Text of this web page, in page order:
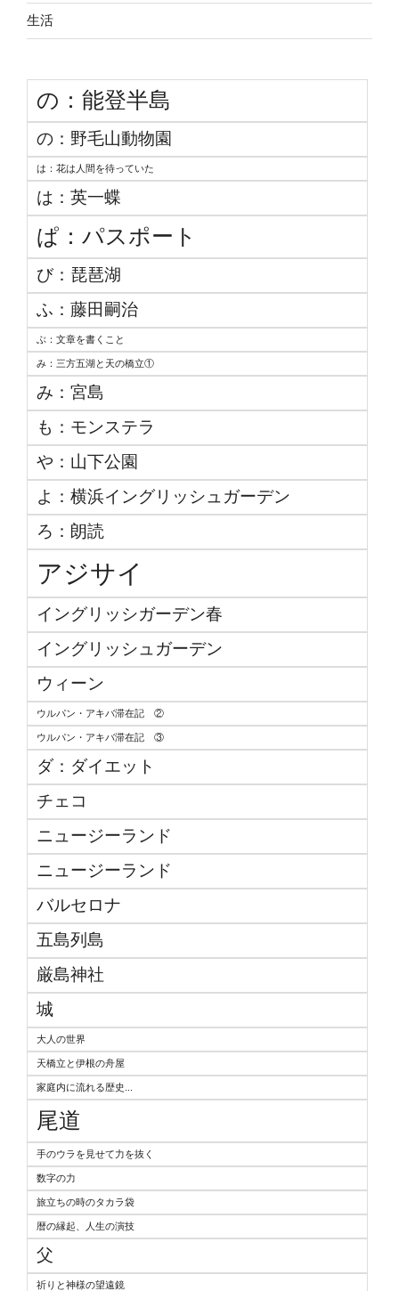
生活
の：能登半島
の：野毛山動物園
は：花は人間を待っていた
は：英一蝶
ぱ：パスポート
び：琵琶湖
ふ：藤田嗣治
ぶ：文章を書くこと
み：三方五湖と天の橋立①
み：宮島
も：モンステラ
や：山下公園
よ：横浜イングリッシュガーデン
ろ：朗読
アジサイ
イングリッシガーデン春
イングリッシュガーデン
ウィーン
ウルパン・アキバ滞在記 ②
ウルパン・アキバ滞在記 ③
ダ：ダイエット
チェコ
ニュージーランド
ニュージーランド
バルセロナ
五島列島
厳島神社
城
大人の世界
天橋立と伊根の舟屋
家庭内に流れる歴史...
尾道
手のウラを見せて力を抜く
数字の力
旅立ちの時のタカラ袋
暦の縁起、人生の演技
父
祈りと神様の望遠鏡